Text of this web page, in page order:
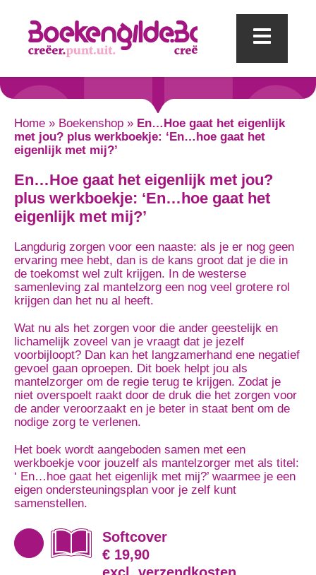
Home » Boekenshop » En…Hoe gaat het eigenlijk
met jou? plus werkboekje: ‘En…hoe gaat het
eigenlijk met mij?’
En…Hoe gaat het eigenlijk met jou?
plus werkboekje: ‘En…hoe gaat het
eigenlijk met mij?’
Langdurig zorgen voor een naaste: als je er nog geen
ervaring mee hebt, dan is de kans groot dat je die in
de toekomst wel zult krijgen. In de westerse
samenleving zal mantelzorg een nog veel grotere rol
krijgen dan het nu al heeft.
Wat nu als het zorgen voor die ander geestelijk en
lichamelijk zoveel van je vraagt dat je jezelf
voorbijloopt? Dan kan het langzamerhand ene negatief
gevoel gaan oproepen. Dit boek helpt jou als
mantelzorger om de regie terug te krijgen. Zodat je
niet overspoelt raakt door de druk die het zorgen voor
de ander veroorzaakt en je beter in staat bent om de
nodige zorg te verlenen.
Het boek wordt aangeboden samen met een
werkboekje voor jouzelf als mantelzorger met als titel:
‘ En…hoe gaat het eigenlijk met mij?’ waarmee je een
eigen ondersteuningsplan voor je zelf kunt
samenstellen.
Softcover
€ 19,90